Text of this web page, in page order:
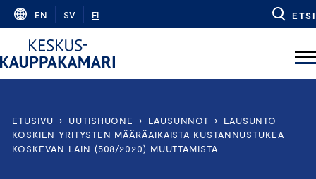
Skip
content
EN SV FI ETSI
ETUSIVU › UUTISHUONE › LAUSUNNOT ›
LAUSUNTO
KOSKIEN YRITYSTEN MÄÄRÄAIKAISTA KUSTANNUSTUKEA
KOSKEVAN LAIN (508/2020) MUUTTAMISTA